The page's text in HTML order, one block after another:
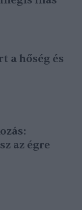
a hőség és
az égre